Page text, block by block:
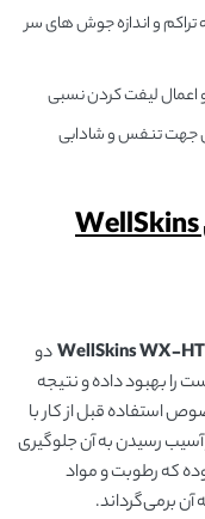
تراکم و اندازه جوش های سر
اعمال لیفت کردن نسبی
جهت تنفس و شادابی
دو
را بهبود داده و نتیجه
استفاده قبل از کار با
آسیب رسیدن به آن جلوگیری
که رطوبت و مواد
برمی‌گرداند.